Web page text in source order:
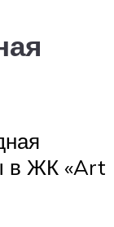
в ЖК «Art